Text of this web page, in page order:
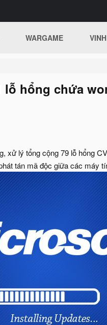
WARGAME
hổng chứa
xử lý tổng cộng 79 lỗ hổng
tán mã độc giữa các máy